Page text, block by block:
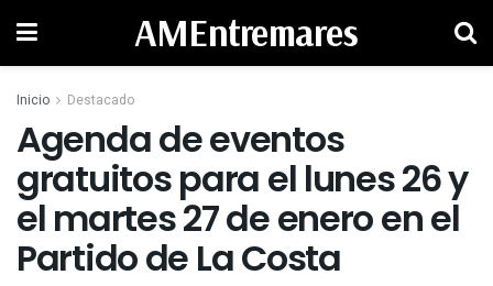
AMEntremares
Inicio Destacado
Agenda de eventos
gratuitos para el lunes 26 y
el martes 27 de enero en el
Partido de La Costa